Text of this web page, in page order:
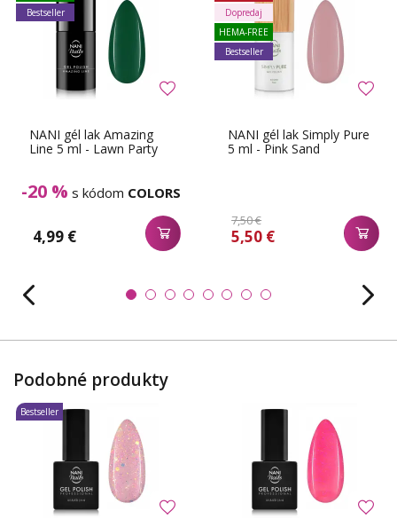
NANI gél lak Amazing
Line 5 ml - Lawn Party
-20 % s kódom COLORS
4,99 €
Bestseller
NANI gél lak Simply Pure
5 ml - Pink Sand
7,50 €
5,50 €
Dopredaj
HEMA-FREE
Bestseller
Podobné produkty
Bestseller